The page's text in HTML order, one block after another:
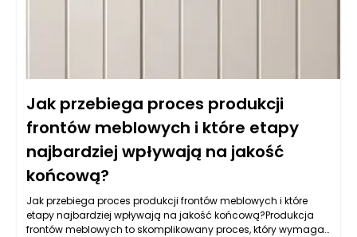
Jak przebiega proces produkcji
frontów meblowych i które etapy
najbardziej wpływają na jakość
końcową?
Jak przebiega proces produkcji frontów meblowych i które
etapy najbardziej wpływają na jakość końcową?Produkcja
frontów meblowych to skomplikowany proces, który wymaga